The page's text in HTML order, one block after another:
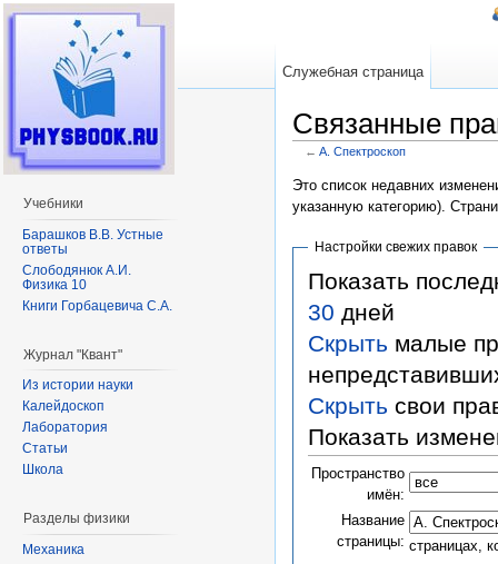
Связанные
← A. Спектроскоп
Это список недавних
указанную категорию).
Настройки свежих правок
Показать
30 дней
Скрыть малые
Скрыть свои
Показать
Пространство
имён:
Название
страницы: страницах,
Служебная страница
Учебники
Барашков В.В. Устные
ответы
Слободянюк А.И.
Физика 10
Книги Горбацевича С.А.
Журнал "Квант"
Из истории науки
Калейдоскоп
Лаборатория
Статьи
Школа
Разделы физики
Механика